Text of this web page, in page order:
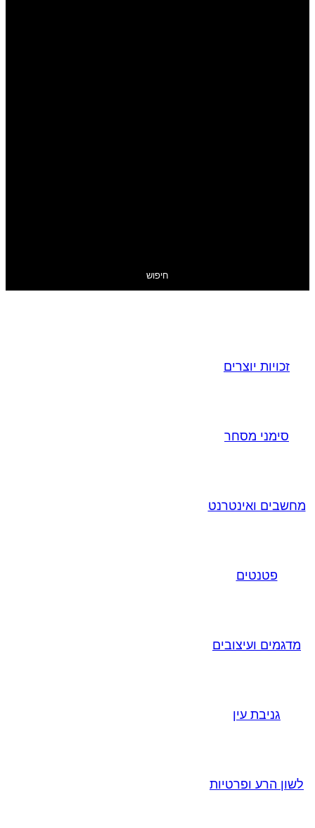
חיפוש
זכויות יוצרים
סימני מסחר
מחשבים ואינטרנט
פטנטים
מדגמים ועיצובים
גניבת עין
לשון הרע ופרטיות